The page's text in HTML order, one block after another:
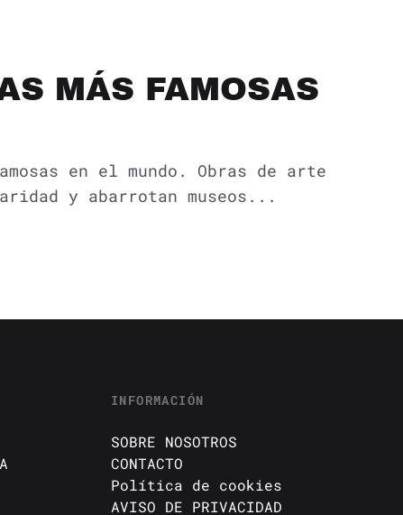
MÁS FAMOSAS
en el mundo. Obras de arte
y abarrotan museos...
INFORMACIÓN
SOBRE NOSOTROS
CONTACTO
Política de cookies
AVISO DE PRIVACIDAD